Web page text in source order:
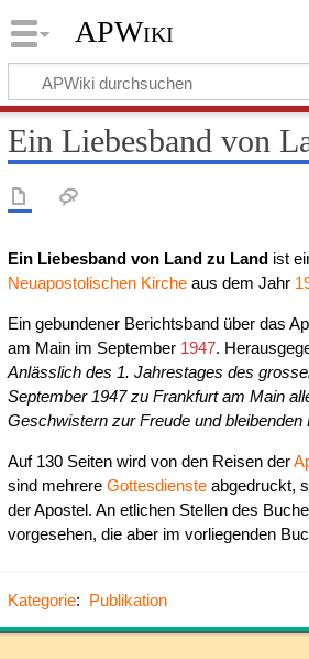
APWiki
Ein Liebesband von
Ein Liebesband von Land zu Land ist
Neuapostolischen Kircheaus dem Jahr
Ein gebundener Berichtsband über das
am Main im September 1947.
Anlässlich des 1. Jahrestages des
September 1947 zu Frankfurt am Main
Geschwistern zur Freude und bleibenden
Auf 130 Seiten wird von den Reisen der
sind mehrere Gottesdiensteabgedruckt,
der Apostel. An etlichen Stellen des
vorgesehen, die aber im vorliegenden
Kategorie: Publikation